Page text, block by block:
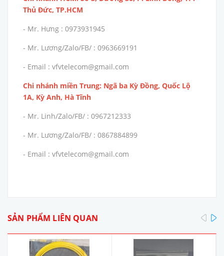
Thủ Đức, TP.HCM
- Mr. Hưng : 0973931945
- Mr. Lương/Zalo/FB/ : 0963669191
- Email : vfvtelecom@gmail.com
Chi nhánh miền Trung: Ngã ba Kỳ Đồng, Quốc Lộ
1A, Kỳ Anh, Hà Tĩnh
- Mr. Linh/Zalo/FB/ : 0967212333
- Mr. Lương/Zalo/FB/ : 0867884899
- Email : vfvtelecom@gmail.com
SẢN PHẨM LIÊN QUAN